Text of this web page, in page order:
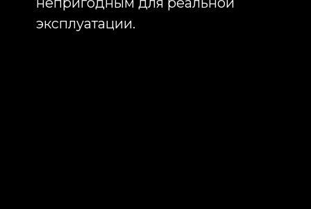
корпоративной одежды. Они
выглядят более статусно по